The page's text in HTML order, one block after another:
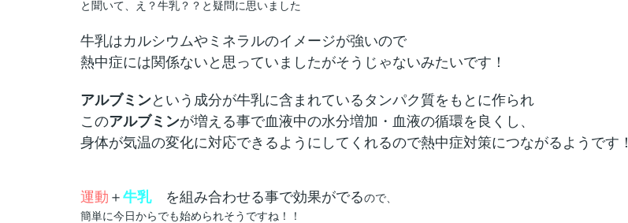
と聞いて、え？牛乳？？と疑問に思いました
牛乳はカルシウムやミネラルのイメージが強いので
熱中症には関係ないと思っていましたがそうじゃないみたいです！
アルブミンという成分が牛乳に含まれているタンパク質をもとに作られ
このアルブミンが増える事で血液中の水分増加・血液の循環を良くし、
身体が気温の変化に対応できるようにしてくれるので熱中症対策につながるようです！
運動 ＋ 牛乳 を組み合わせる事で効果がでるので、
簡単に今日からでも始められそうですね！！